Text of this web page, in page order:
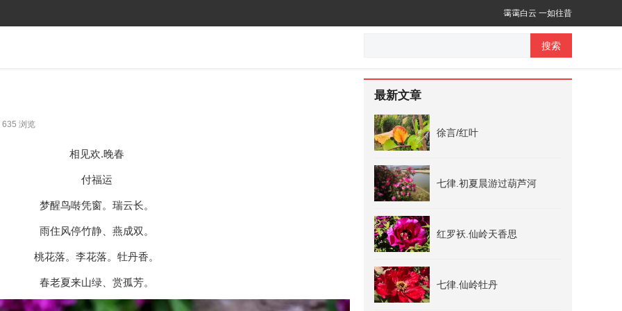
霭霭白云 一如往昔
搜索
635 浏览
相见欢.晚春
付福运
梦醒鸟啭凭窗。瑞云长。
雨住风停竹静、燕成双。
桃花落。李花落。牡丹香。
春老夏来山绿、赏孤芳。
最新文章
徐言/红叶
七律.初夏晨游过葫芦河
红罗袄.仙岭天香思
七律.仙岭牡丹